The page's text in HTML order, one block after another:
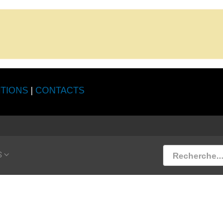
| CONTACTS